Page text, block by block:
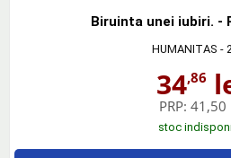
Biruinta unei iubiri. -
HUMANITAS -
34,86
PRP: 41,50
stoc